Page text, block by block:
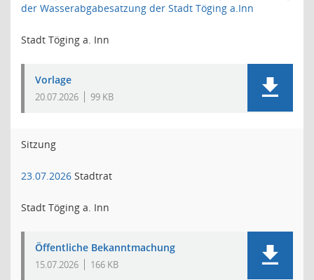
der Wasserabgabesatzung der Stadt Töging a.Inn
Stadt Töging a. Inn
Vorlage
20.07.2026 99 KB
Sitzung
23.07.2026 Stadtrat
Stadt Töging a. Inn
Öffentliche Bekanntmachung
15.07.2026 166 KB